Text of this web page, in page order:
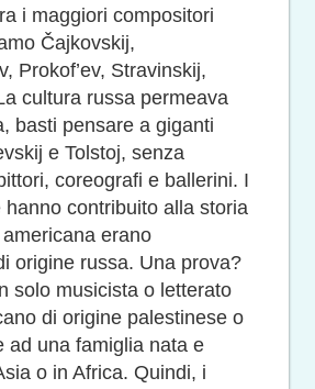
i maggiori compositori
Čajkovskij,
Prokof’ev, Stravinskij,
cultura russa permeava
basti pensare a giganti
e Tolstoj, senza
coreografi e ballerini. I
hanno contribuito alla storia
erano
origine russa. Una prova?
solo musicista o letterato
di origine palestinese o
ad una famiglia nata e
o in Africa. Quindi, i